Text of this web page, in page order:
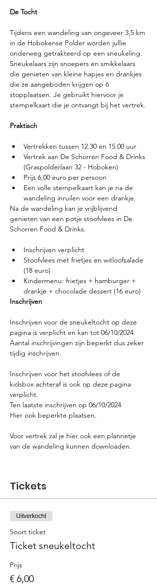
De Tocht
Tijdens een wandeling van ongeveer 3,5 km
in de Hobokense Polder worden jullie
onderweg getrakteerd op een sneukeling.
Sneukelaars zijn snoepers en smikkelaars
die genieten van kleine hapjes en drankjes
die ze aangeboden krijgen op 6
stopplaatsen. Je gebruikt hiervoor je
stempelkaart die je ontvangt bij het vertrek.
Praktisch
Vertrekken tussen 12.30 en 15.00 uur
Vertrek aan De Schorren Food & Drinks
(Graspolderlaan 32 - Hoboken)
Prijs 6,00 euro per persoon
Een volle stempelkaart kan je na de
wandeling inruilen voor een drankje.
Na de wandeling kan je vrijblijvend
genieten van een potje stoofvlees in De
Schorren Food & Drinks.
Inschrijven verplicht
Stoofvlees met frietjes en witloofsalade
(18 euro)
Kindermenu: frietjes + hamburger +
drankje + chocolade dessert (16 euro)
Inschrijven
Inschrijven voor de sneukeltocht op deze
pagina is verplicht en kan tot 06/10/2024
Aantal inschrijvingen zijn beperkt dus zeker
tijdig inschrijven.
Inschrijven voor het stoofvlees of de
kidsbox achteraf is ook op deze pagina
verplicht.
Ten laatste inschrijven op 06/10/2024
Hier ook beperkte plaatsen.
Voor vertrek zal je hier ook een plannetje
van de wandeling kunnen downloaden.
Tickets
Uitverkocht
Soort ticket
Ticket sneukeltocht
Prijs
€ 6,00